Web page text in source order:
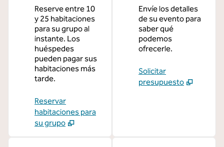
Reserve entre 10
y 25 habitaciones
para su grupo al
instante. Los
huéspedes
pueden pagar sus
habitaciones más
tarde.
Reservar
habitaciones para
su grupo
Envíe los detalles
de su evento para
saber qué
podemos
ofrecerle.
Solicitar
presupuesto